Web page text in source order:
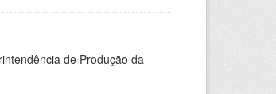
de Produção da